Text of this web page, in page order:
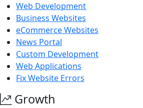
Web Development
Business Websites
eCommerce Websites
News Portal
Custom Development
Web Applications
Fix Website Errors
Growth